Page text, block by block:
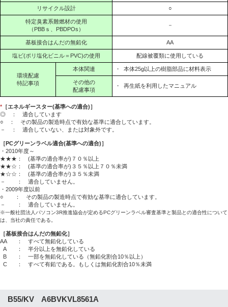
リサイクル設計 ○
特定臭素系難燃材の使用
（PBBｓ、PBDPOs）
－
基板接合はんだの無鉛化 AA
塩ビ(ポリ塩化ビニル＝PVC)の使用 配線被覆類に使用している
環境配慮
特記事項
本体関連 ・ 本体25g以上の樹脂部品に材料表示
その他の
配慮事項
・ 再生紙を利用したマニュアル
* ［エネルギースター(基準への適合)］
◎ ： 適合しています
○ ： その製品の製造時点で有効な基準に適合しています。
－ ： 適合していない、または対象外です。
［PCグリーンラベル適合(基準への適合)］
・2010年度～
★★★： (基準の適合率が)７０％以上
★★☆： (基準の適合率が)３５％以上７０％未満
★☆☆： (基準の適合率が)３５％未満
－ ： 適合していません。
・2009年度以前
○ ： その製品の製造時点で有効な基準に適合しています。
－ ： 適合していません。
※一般社団法人パソコン3R推進協会が定めるPCグリーンラベル審査基準と製品との適合性について
は、当社の責任である。
［基板接合はんだの無鉛化］
AA
： すべて無鉛化している
A
： 半分以上を無鉛化している
B
： 一部を無鉛化している（無鉛化割合10％以上）
C
： すべて有鉛である。もしくは無鉛化割合10％未満
B55/KV A6BVKVL8561A